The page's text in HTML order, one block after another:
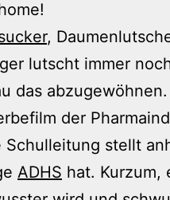
,
lutscht immer
das
der
Schulleitung stellt
ADHS hat. Kurzum,